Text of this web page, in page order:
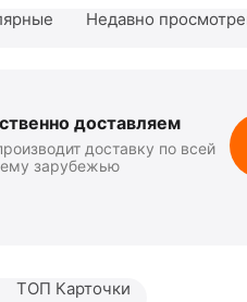
Недавно
доставляем
доставку по всей
зарубежью
ТОП Карточки